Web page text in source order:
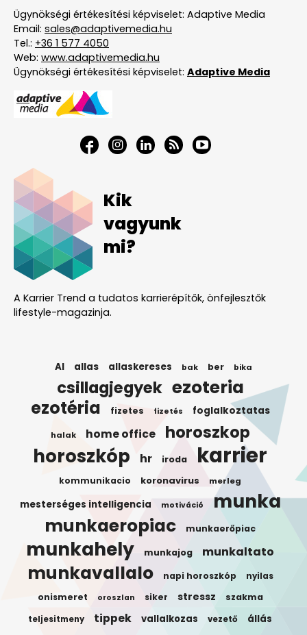
Ügynökségi értékesítési képviselet: Adaptive Media
Email: sales@adaptivemedia.hu
Tel.: +36 1 577 4050
Web: www.adaptivemedia.hu
Ügynökségi értékesítési képviselet: Adaptive Media
Kik
vagyunk
mi?
A Karrier Trend a tudatos karrierépítők, önfejlesztők
lifestyle-magazinja.
AI allas allaskereses bak ber bika
csillagjegyek ezoteria
ezotéria fizetes fizetés foglalkoztatas
halak home office horoszkop
horoszkóp hr iroda karrier
kommunikacio koronavirus merleg
mesterséges intelligencia motiváció munka
munkaeropiac munkaerőpiac
munkahely munkajog munkaltato
munkavallalo napi horoszkóp nyilas
onismeret oroszlan siker stressz szakma
teljesitmeny tippek vallalkozas vezető
állás